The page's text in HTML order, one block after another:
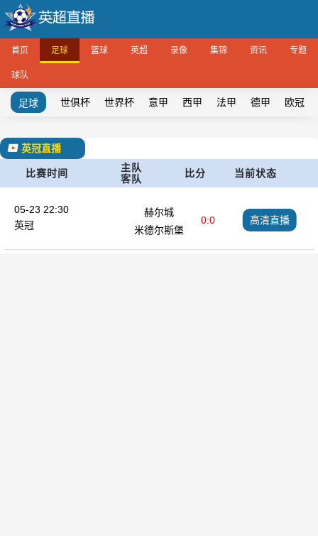
首页 足球 篮球 英超 录像 集锦 资讯 专题
球队
足球 世俱杯 世界杯 意甲 西甲 法甲 德甲 欧冠
英冠直播
比赛时间 主队 比分
客队 当前状态
05-23 22:30
英冠
赫尔城
0:0
米德尔斯堡
高清直播